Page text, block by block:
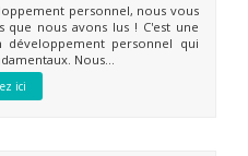
personnel, nous vous
que nous avons lus ! C'est une
personnel qui
Nous...
ici